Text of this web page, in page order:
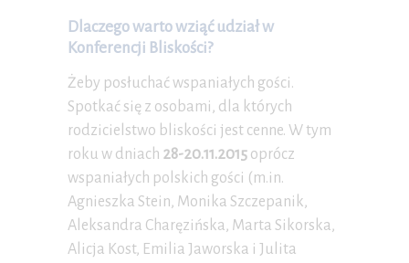
Dlaczego warto wziąć udział w
Konferencji Bliskości?
Żeby posłuchać wspaniałych gości.
Spotkać się z osobami, dla których
rodzicielstwo bliskości jest cenne. W tym
roku w dniach 28-20.11.2015 oprócz
wspaniałych polskich gości (m.in.
Agnieszka Stein, Monika Szczepanik,
Aleksandra Charęzińska, Marta Sikorska,
Alicja Kost, Emilia Jaworska i Julita